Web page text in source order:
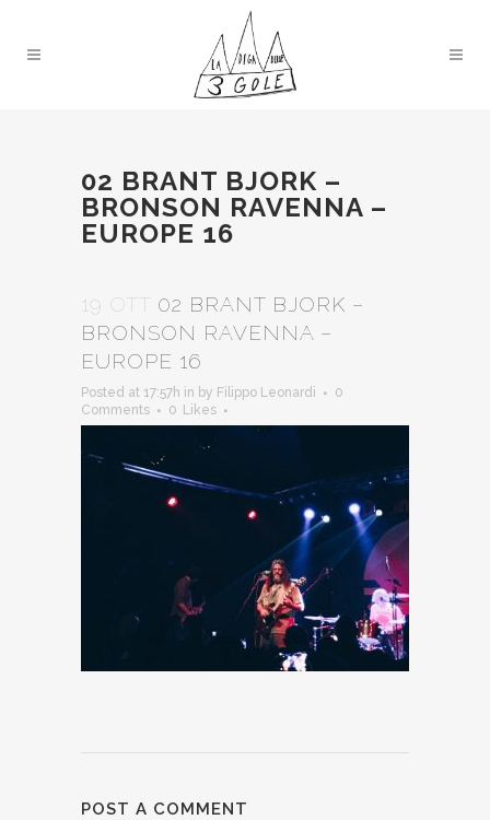
02 BRANT BJORK –
BRONSON RAVENNA –
EUROPE 16
19 OTT 02 BRANT BJORK –
BRONSON RAVENNA –
EUROPE 16
Posted at 17:57h in by Filippo Leonardi
0
Comments
0 Likes
POST A COMMENT